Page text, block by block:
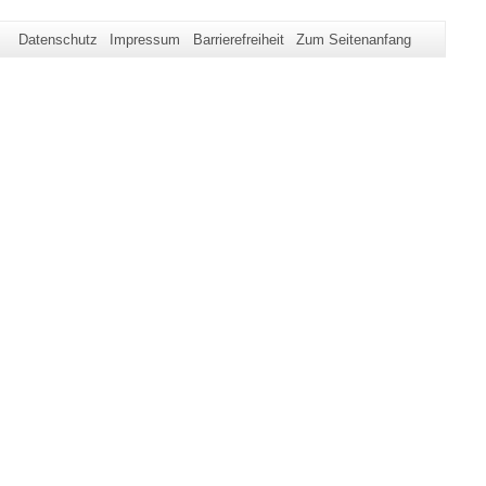
Datenschutz Impressum Barrierefreiheit Zum Seitenanfang